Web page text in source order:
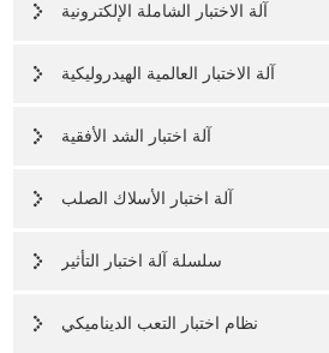
آلة الاختبار الشاملة الإلكترونية
آلة الاختبار العالمية الهيدروليكية
آلة اختبار الشد الأفقية
آلة اختبار الأسلاك الصلب
سلسلة آلة اختبار التأثير
نظام اختبار التعب الديناميكي